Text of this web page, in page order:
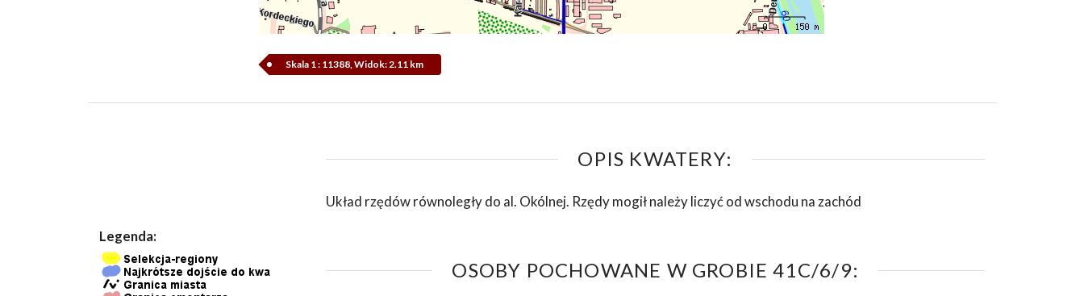
Skala 1 : 11388, Widok: 2.11 km
Legenda:
OPIS KWATERY:
Układ rzędów równoległy do al. Okólnej. Rzędy mogił należy liczyć od wschodu na zachód
OSOBY POCHOWANE W GROBIE 41C/6/9: